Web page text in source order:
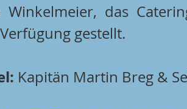
das
gestellt.
Kapitän Martin Breg &